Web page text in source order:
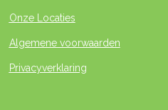
Onze Locaties
Algemene voorwaarden
Privacyverklaring